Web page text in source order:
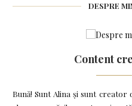
DESPRE
Content
Bună! Sunt Alina și sunt creator